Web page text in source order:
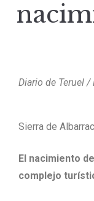
Diario de Teruel /
Sierra de
El nacimiento
complejo